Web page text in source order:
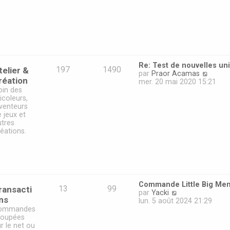
e
s
s
&
des
jeux et
197 1490
Re: Test de nouvelles
par Praor Acamas
o
m
e
s
s
mer. 20 mai 2020 15:21
le net ou
13 99
Commande Little Big Men
par Yacki
o
lun. 5 août 2024 21:29